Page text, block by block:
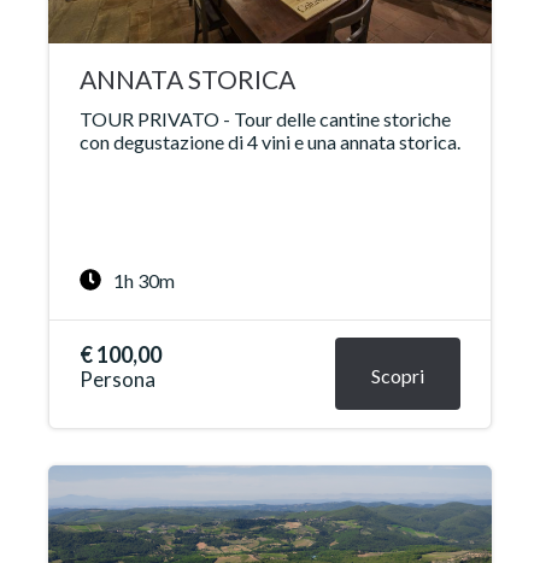
ANNATA STORICA
TOUR PRIVATO - Tour delle cantine storiche
con degustazione di 4 vini e una annata storica.
1h 30m
€ 100,00
Persona Scopri